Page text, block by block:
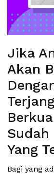
Jika
Akan
Sudah
Yang
Bagi yang